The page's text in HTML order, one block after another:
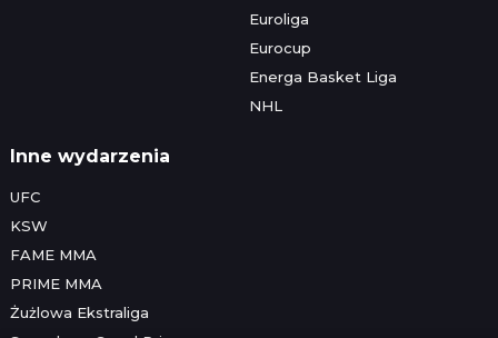
Euroliga
Eurocup
Energa Basket Liga
NHL
Inne wydarzenia
UFC
KSW
FAME MMA
PRIME MMA
Żużlowa Ekstraliga